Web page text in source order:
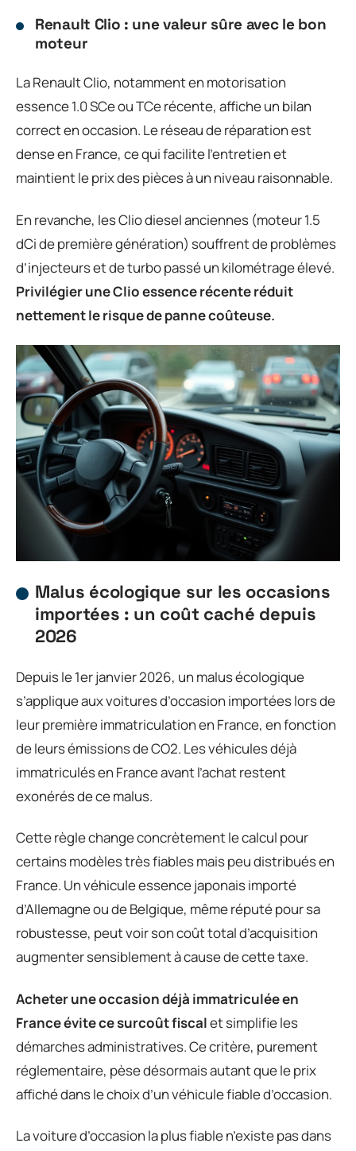
Renault Clio : une valeur sûre avec le bon
moteur
La Renault Clio, notamment en motorisation
essence 1.0 SCe ou TCe récente, affiche un bilan
correct en occasion. Le réseau de réparation est
dense en France, ce qui facilite l’entretien et
maintient le prix des pièces à un niveau raisonnable.
En revanche, les Clio diesel anciennes (moteur 1.5
dCi de première génération) souffrent de problèmes
d’injecteurs et de turbo passé un kilométrage élevé.
Privilégier une Clio essence récente réduit
nettement le risque de panne coûteuse.
Malus écologique sur les occasions
importées : un coût caché depuis
2026
Depuis le 1er janvier 2026, un malus écologique
s’applique aux voitures d’occasion importées lors de
leur première immatriculation en France, en fonction
de leurs émissions de CO2. Les véhicules déjà
immatriculés en France avant l’achat restent
exonérés de ce malus.
Cette règle change concrètement le calcul pour
certains modèles très fiables mais peu distribués en
France. Un véhicule essence japonais importé
d’Allemagne ou de Belgique, même réputé pour sa
robustesse, peut voir son coût total d’acquisition
augmenter sensiblement à cause de cette taxe.
Acheter une occasion déjà immatriculée en
France évite ce surcoût fiscalet simplifie les
démarches administratives. Ce critère, purement
réglementaire, pèse désormais autant que le prix
affiché dans le choix d’un véhicule fiable d’occasion.
La voiture d’occasion la plus fiable n’existe pas dans